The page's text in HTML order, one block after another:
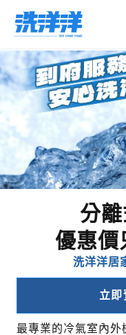
分
優惠價
洗洋洋居
立即
最專業的冷氣室內外